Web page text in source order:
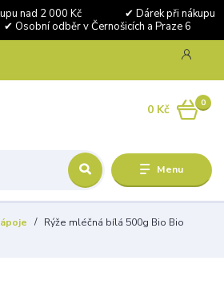
nad 2 000 Kč ✔ Dárek při nákupu
odběr v Černošicích a Praze 6
Menu
0
0 Kč
Rýže mléčná bílá 500g Bio Bio